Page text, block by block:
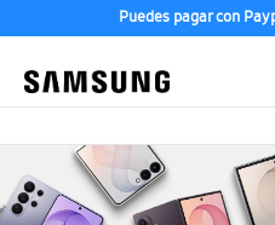
Puedes pagar con